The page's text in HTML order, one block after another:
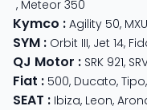
, Meteor 350
Kymco : Agility 50,
SYM : Orbit III, Jet 14,
QJ Motor : SRK 921,
Fiat : 500, Ducato, Tipo,
SEAT : Ibiza, Leon,